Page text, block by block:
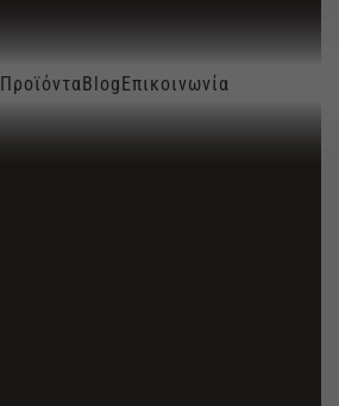
ΠροϊόνταBlogΕπικοινωνία